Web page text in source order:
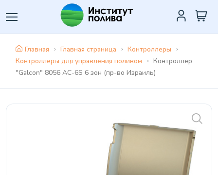
Главная Главная страница
Контроллеры
Контроллеры для управления поливом
Контроллер
"Galcon" 8056 АС-6S 6 зон (пр-во Израиль)